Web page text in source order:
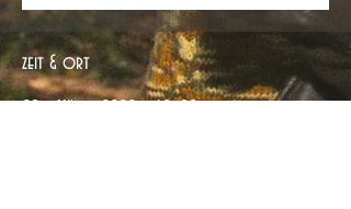
zeit & ort
29. März 2026, 18:00